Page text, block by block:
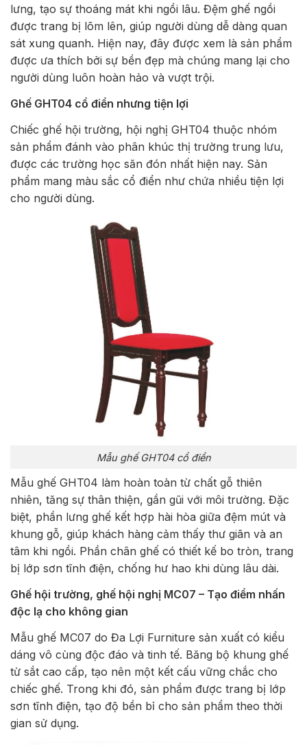
lưng, tạo sự thoáng mát khi ngồi lâu. Đệm ghế ngồi
được trang bị lõm lên, giúp người dùng dễ dàng quan
sát xung quanh. Hiện nay, đây được xem là sản phẩm
được ưa thích bởi sự bền đẹp mà chúng mang lại cho
người dùng luôn hoàn hảo và vượt trội.
Ghế GHT04 cổ điển nhưng tiện lợi
Chiếc ghế hội trường, hội nghị GHT04 thuộc nhóm
sản phẩm đánh vào phân khúc thị trường trung lưu,
được các trường học săn đón nhất hiện nay. Sản
phẩm mang màu sắc cổ điển như chứa nhiều tiện lợi
cho người dùng.
Mẫu ghế GHT04 cổ điển
Mẫu ghế GHT04 làm hoàn toàn từ chất gỗ thiên
nhiên, tăng sự thân thiện, gần gũi với môi trường. Đặc
biệt, phần lưng ghế kết hợp hài hòa giữa đệm mút và
khung gỗ, giúp khách hàng cảm thấy thư giãn và an
tâm khi ngồi. Phần chân ghế có thiết kế bo tròn, trang
bị lớp sơn tĩnh điện, chống hư hao khi dùng lâu dài.
Ghế hội trường, ghế hội nghị MC07 – Tạo điểm nhấn
độc lạ cho không gian
Mẫu ghế MC07 do Đa Lợi Furniture sản xuất có kiểu
dáng vô cùng độc đáo và tinh tế. Băng bộ khung ghế
từ sắt cao cấp, tạo nên một kết cấu vững chắc cho
chiếc ghế. Trong khi đó, sản phẩm được trang bị lớp
sơn tĩnh điện, tạo độ bền bỉ cho sản phẩm theo thời
gian sử dụng.